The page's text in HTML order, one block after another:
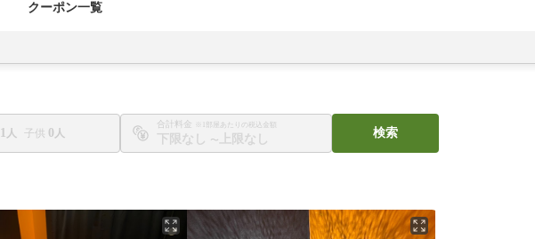
クーポン一覧
1 子供 0
合計料金 ※1部屋あたりの税込金額
〜
検索